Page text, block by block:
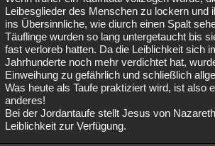
Leibesglieder des Menschen zu lockern und
ins Übersinnliche, wie diurch einen Spalt
Täuflinge wurden so lang untergetaucht bis
fast verloreb hatten. Da die Leiblichkeit sich
Jahrhunderte noch mehr verdichtet hat,
Einweihung zu gefährlich und schließlich
Was heute als Taufe praktiziert wird, ist also
anderes!
Bei der Jordantaufe stellt Jesus von
Leiblichkeit zur Verfügung.